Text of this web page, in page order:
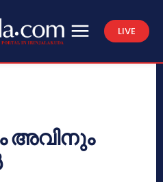
LIVE
അവിനും